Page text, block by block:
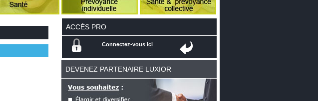
ACCÈS PRO
Connectez-vous ici
DEVENEZ PARTENAIRE LUXIOR